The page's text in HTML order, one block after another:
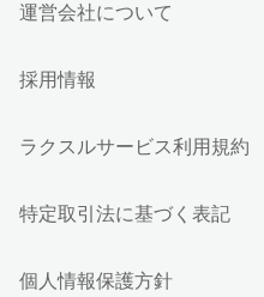
運営会社について
採用情報
ラクスルサービス利用規約
特定取引法に基づく表記
個人情報保護方針